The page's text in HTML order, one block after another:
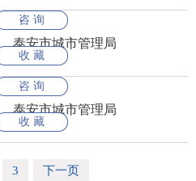
泰安市城市管理局
咨 询
收 藏
泰安市城市管理局
咨 询
收 藏
3 下一页